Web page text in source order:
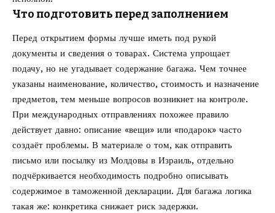
Что подготовить перед заполнением
Перед открытием формы лучше иметь под рукой
документы и сведения о товарах. Система упрощает
подачу, но не угадывает содержание багажа. Чем точнее
указаны наименование, количество, стоимость и назначение
предметов, тем меньше вопросов возникнет на контроле.
При международных отправлениях похожее правило
действует давно: описание «вещи» или «подарок» часто
создаёт проблемы. В материале о том, как отправить
письмо или посылку из Молдовы в Израиль, отдельно
подчёркивается необходимость подробно описывать
содержимое в таможенной декларации. Для багажа логика
такая же: конкретика снижает риск задержки.